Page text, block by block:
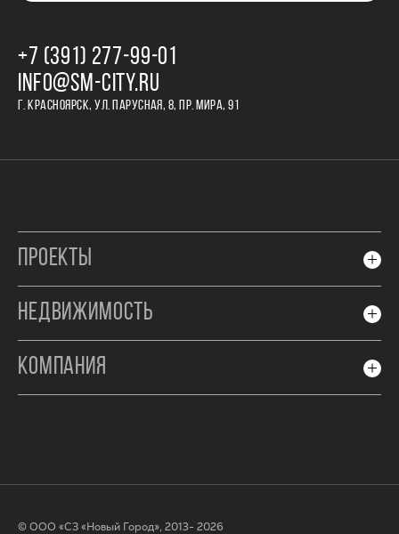
+7 (391) 277‒99‒01
INFO@SM-CITY.RU
Г. КРАСНОЯРСК, УЛ. ПАРУСНАЯ, 8, ПР. МИРА, 91
ПРОЕКТЫ
НЕДВИЖИМОСТЬ
КОМПАНИЯ
© ООО «СЗ «Новый Город», 2013- 2026